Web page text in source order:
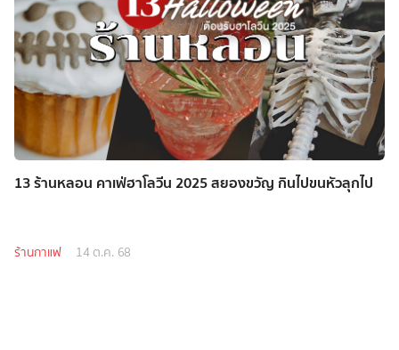
13 ร้านหลอน คาเฟ่ฮาโลวีน 2025 สยองขวัญ กินไปขนหัวลุกไป
ร้านกาแฟ 14 ต.ค. 68